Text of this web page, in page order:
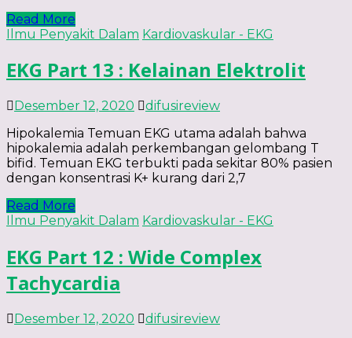
Read More
Ilmu Penyakit Dalam Kardiovaskular - EKG
EKG Part 13 : Kelainan Elektrolit
Desember 12, 2020
difusireview
Hipokalemia Temuan EKG utama adalah bahwa
hipokalemia adalah perkembangan gelombang T
bifid. Temuan EKG terbukti pada sekitar 80% pasien
dengan konsentrasi K+ kurang dari 2,7
Read More
Ilmu Penyakit Dalam Kardiovaskular - EKG
EKG Part 12 : Wide Complex
Tachycardia
Desember 12, 2020
difusireview